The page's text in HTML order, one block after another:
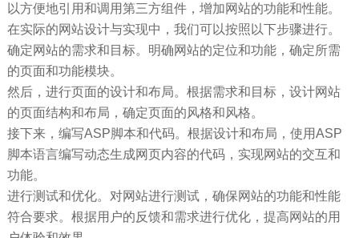
以方便地引用和调用第三方组件，增加网站的功能和性能。
在实际的网站设计与实现中，我们可以按照以下步骤进行。
确定网站的需求和目标。明确网站的定位和功能，确定所需
的页面和功能模块。
然后，进行页面的设计和布局。根据需求和目标，设计网站
的页面结构和布局，确定页面的风格和风格。
接下来，编写ASP脚本和代码。根据设计和布局，使用ASP
脚本语言编写动态生成网页内容的代码，实现网站的交互和
功能。
进行测试和优化。对网站进行测试，确保网站的功能和性能
符合要求。根据用户的反馈和需求进行优化，提高网站的用